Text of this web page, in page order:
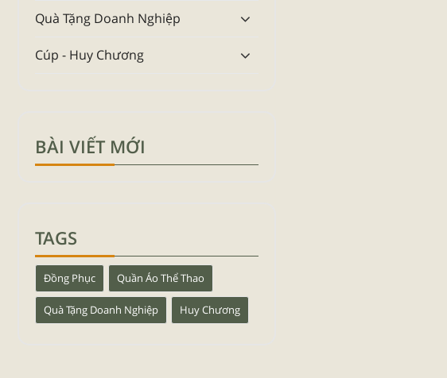
Quà Tặng Doanh Nghiệp
Cúp - Huy Chương
BÀI VIẾT MỚI
TAGS
Đồng Phục Quần Áo Thể Thao
Quà Tặng Doanh Nghiệp Huy Chương